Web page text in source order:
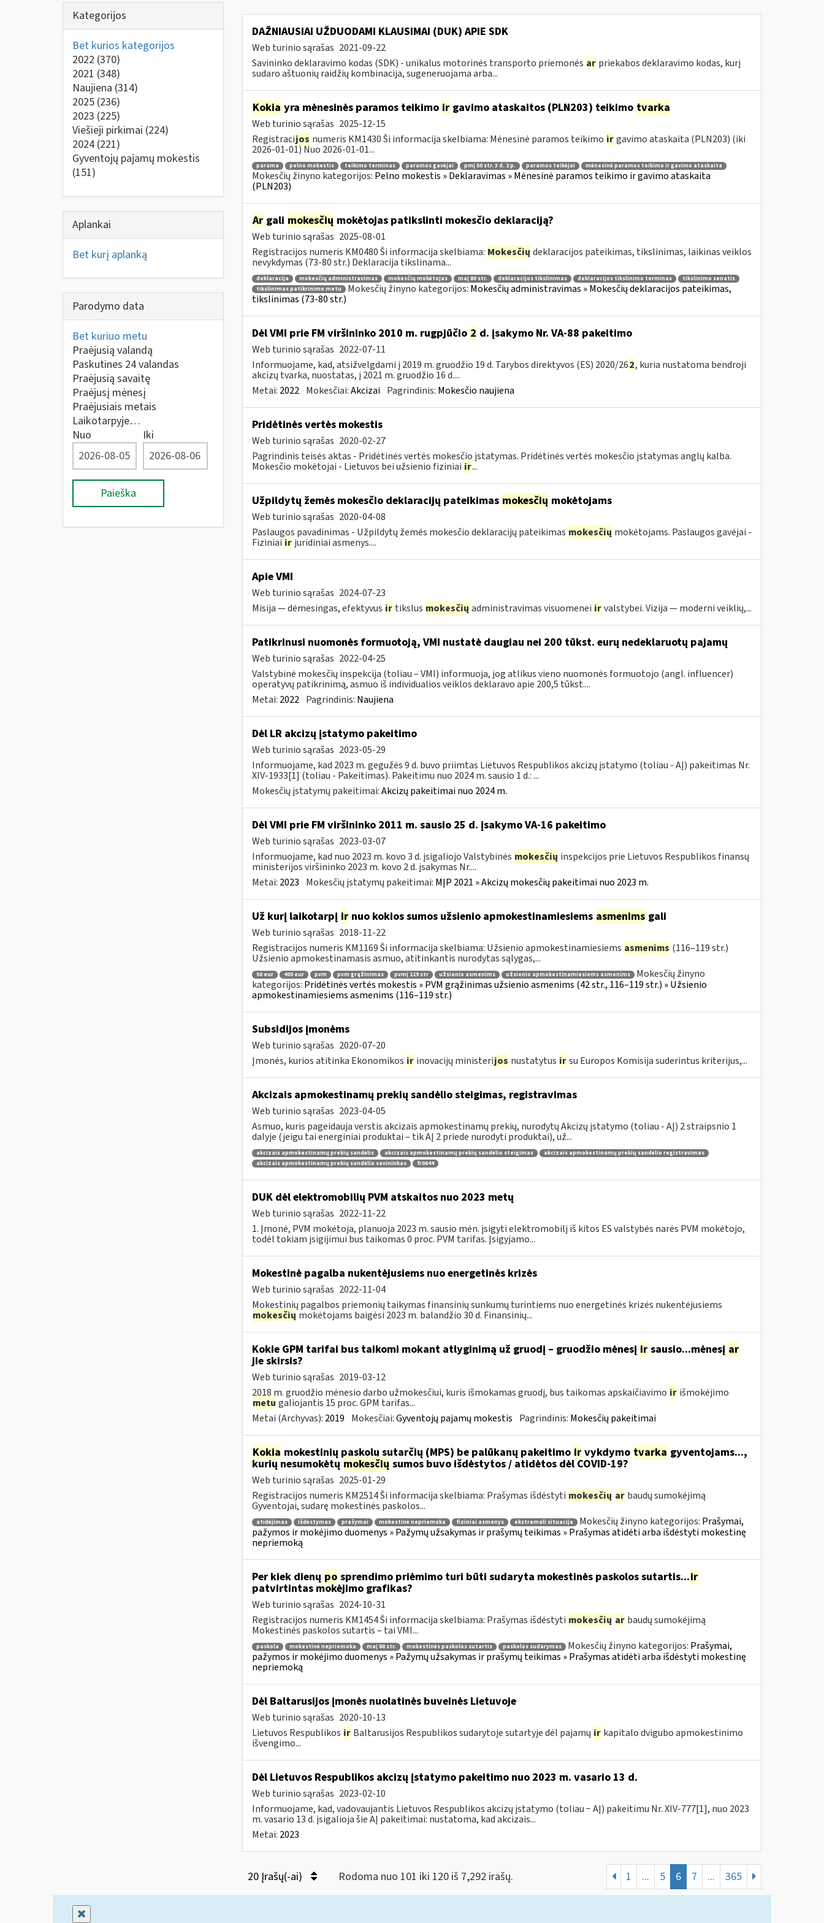
Kategorijos
Bet kurios kategorijos
2022 (370)
2021 (348)
Naujiena (314)
2025 (236)
2023 (225)
Viešieji pirkimai (224)
2024 (221)
Gyventojų pajamų mokestis
(151)
Aplankai
Bet kurį aplanką
Parodymo data
Bet kuriuo metu
Praėjusią valandą
Paskutines 24 valandas
Praėjusią savaitę
Praėjusį mėnesį
Praėjusiais metais
Laikotarpyje…
Nuo
Iki
Paieška
DAŽNIAUSIAI UŽDUODAMI KLAUSIMAI (DUK) APIE SDK
Web turinio sąrašas 2021-09-22
Savininko deklaravimo kodas (SDK) - unikalus motorinės transporto priemonės ar priekabos deklaravimo kodas, kurį
sudaro aštuonių raidžių kombinacija, sugeneruojama arba...
Kokia yra mėnesinės paramos teikimo irgavimo ataskaitos (PLN203) teikimo tvarka
Web turinio sąrašas 2025-12-15
Registracijos numeris KM1430 Ši informacija skelbiama: Mėnesinė paramos teikimo ir gavimo ataskaita (PLN203) (iki
2026-01-01) Nuo 2026-01-01...
parama pelno mokestis teikimo terminas paramos gavėjai pmį 50 str. 3 d. 2 p. paramos teikėjai mėnesinė paramos teikimo ir gavimo ataskaita
Mokesčių žinyno kategorijos: Pelno mokestis » Deklaravimas » Mėnesinė paramos teikimo ir gavimo ataskaita
(PLN203)
Argali mokesčių mokėtojas patikslinti mokesčio deklaraciją?
Web turinio sąrašas 2025-08-01
Registracijos numeris KM0480 Ši informacija skelbiama: Mokesčių deklaracijos pateikimas, tikslinimas, laikinas veiklos
nevykdymas (73-80 str.) Deklaracija tikslinama...
deklaracija mokesčių administravimas mokesčių mokėtojas maį 80 str. deklaracijos tikslinimas deklaracijos tikslinimo terminas
tikslinimo senatis
tikslinimas patikrinimo metu
Mokesčių žinyno kategorijos: Mokesčių administravimas » Mokesčių deklaracijos pateikimas,
tikslinimas (73-80 str.)
Dėl VMI prie FM viršininko 2010 m. rugpjūčio 2 d. įsakymo Nr. VA-88 pakeitimo
Web turinio sąrašas 2022-07-11
Informuojame, kad, atsižvelgdami į 2019 m. gruodžio 19 d. Tarybos direktyvos (ES) 2020/262, kuria nustatoma bendroji
akcizų tvarka, nuostatas, į 2021 m. gruodžio 16 d....
Metai: 2022 Mokesčiai:Akcizai Pagrindinis: Mokesčio naujiena
Pridėtinės vertės mokestis
Web turinio sąrašas 2020-02-27
Pagrindinis teisės aktas - Pridėtinės vertės mokesčio įstatymas. Pridėtinės vertės mokesčio įstatymas anglų kalba.
Mokesčio mokėtojai - Lietuvos bei užsienio fiziniai ir...
Užpildytų žemės mokesčio deklaracijų pateikimas mokesčių mokėtojams
Web turinio sąrašas 2020-04-08
Paslaugos pavadinimas - Užpildytų žemės mokesčio deklaracijų pateikimas mokesčių mokėtojams. Paslaugos gavėjai -
Fiziniai ir juridiniai asmenys....
Apie VMI
Web turinio sąrašas 2024-07-23
Misija — dėmesingas, efektyvus ir tikslus mokesčių administravimas visuomenei ir valstybei. Vizija — moderni veiklių,...
Patikrinusi nuomonės formuotoją, VMI nustatė daugiau nei 200 tūkst. eurų nedeklaruotų pajamų
Web turinio sąrašas 2022-04-25
Valstybinė mokesčių inspekcija (toliau – VMI) informuoja, jog atlikus vieno nuomonės formuotojo (angl. influencer)
operatyvų patikrinimą, asmuo iš individualios veiklos deklaravo apie 200,5 tūkst....
Metai: 2022 Pagrindinis: Naujiena
Dėl LR akcizų įstatymo pakeitimo
Web turinio sąrašas 2023-05-29
Informuojame, kad 2023 m. gegužės 9 d. buvo priimtas Lietuvos Respublikos akcizų įstatymo (toliau - AĮ) pakeitimas Nr.
XIV-1933[1] (toliau - Pakeitimas). Pakeitimu nuo 2024 m. sausio 1 d.: ...
Mokesčių įstatymų pakeitimai:Akcizų pakeitimai nuo 2024 m.
Dėl VMI prie FM viršininko 2011 m. sausio 25 d. įsakymo VA-16 pakeitimo
Web turinio sąrašas 2023-03-07
Informuojame, kad nuo 2023 m. kovo 3 d. įsigaliojo Valstybinės mokesčių inspekcijos prie Lietuvos Respublikos finansų
ministerijos viršininko 2023 m. kovo 2 d. įsakymas Nr....
Metai: 2023 Mokesčių įstatymų pakeitimai: MĮP 2021 » Akcizų mokesčių pakeitimai nuo 2023 m.
Už kurį laikotarpį irnuo kokios sumos užsienio apmokestinamiesiems asmenims gali
Web turinio sąrašas 2018-11-22
Registracijos numeris KM1169 Ši informacija skelbiama: Užsienio apmokestinamiesiems asmenims (116–119 str.)
Užsienio apmokestinamasis asmuo, atitinkantis nurodytas sąlygas,...
50 eur 400 eur pvm pvm grąžinimas pvmį 119 str užsienio asmenims užsienio apmokestinamiesiems asmenims
Mokesčių žinyno
kategorijos: Pridėtinės vertės mokestis » PVM grąžinimas užsienio asmenims (42 str., 116–119 str.) » Užsienio
apmokestinamiesiems asmenims (116–119 str.)
Subsidijos įmonėms
Web turinio sąrašas 2020-07-20
Įmonės, kurios atitinka Ekonomikos ir inovacijų ministerijos nustatytus ir su Europos Komisija suderintus kriterijus,...
Akcizais apmokestinamų prekių sandėlio steigimas, registravimas
Web turinio sąrašas 2023-04-05
Asmuo, kuris pageidauja verstis akcizais apmokestinamų prekių, nurodytų Akcizų įstatymo (toliau - AĮ) 2 straipsnio 1
dalyje (jeigu tai energiniai produktai – tik AĮ 2 priede nurodyti produktai), už...
akcizais apmokestinamų prekių sandėlis akcizais apmokestinamų prekių sandėlio steigimas
akcizais apmokestinamų prekių sandėlio registravimas
akcizais apmokestinamų prekių sandėlio savininkas
fr0644
DUK dėl elektromobilių PVM atskaitos nuo 2023 metų
Web turinio sąrašas 2022-11-22
1. Įmonė, PVM mokėtoja, planuoja 2023 m. sausio mėn. įsigyti elektromobilį iš kitos ES valstybės narės PVM mokėtojo,
todėl tokiam įsigijimui bus taikomas 0 proc. PVM tarifas. Įsigyjamo...
Mokestinė pagalba nukentėjusiems nuo energetinės krizės
Web turinio sąrašas 2022-11-04
Mokestinių pagalbos priemonių taikymas finansinių sunkumų turintiems nuo energetinės krizės nukentėjusiems
mokesčių mokėtojams baigėsi 2023 m. balandžio 30 d. Finansinių...
Kokie GPM tarifai bus taikomi mokant atlyginimą už gruodį – gruodžio mėnesį irsausio...mėnesį ar
jie skirsis?
Web turinio sąrašas 2019-03-12
2018 m. gruodžio mėnesio darbo užmokesčiui, kuris išmokamas gruodį, bus taikomas apskaičiavimo ir išmokėjimo
metu galiojantis 15 proc. GPM tarifas...
Metai (Archyvas): 2019 Mokesčiai:Gyventojų pajamų mokestis Pagrindinis: Mokesčių pakeitimai
Kokia mokestinių paskolų sutarčių (MPS) be palūkanų pakeitimo irvykdymo tvarka gyventojams...,
kurių nesumokėtų mokesčių sumos buvo išdėstytos / atidėtos dėl COVID-19?
Web turinio sąrašas 2025-01-29
Registracijos numeris KM2514 Ši informacija skelbiama: Prašymas išdėstyti mokesčių ar baudų sumokėjimą
Gyventojai, sudarę mokestinės paskolos...
atidėjimas išdėstymas prašymai mokestinė nepriemoka fiziniai asmenys ekstremali situacija Mokesčių žinyno kategorijos: Prašymai,
pažymos ir mokėjimo duomenys » Pažymų užsakymas ir prašymų teikimas » Prašymas atidėti arba išdėstyti mokestinę
nepriemoką
Per kiek dienų po sprendimo priėmimo turi būti sudaryta mokestinės paskolos sutartis...ir
patvirtintas mokėjimo grafikas?
Web turinio sąrašas 2024-10-31
Registracijos numeris KM1454 Ši informacija skelbiama: Prašymas išdėstyti mokesčių ar baudų sumokėjimą
Mokestinės paskolos sutartis – tai VMI...
paskola mokestinė nepriemoka maį 88 str. mokestinės paskolos sutartis paskolos sudarymas Mokesčių žinyno kategorijos: Prašymai,
pažymos ir mokėjimo duomenys » Pažymų užsakymas ir prašymų teikimas » Prašymas atidėti arba išdėstyti mokestinę
nepriemoką
Dėl Baltarusijos įmonės nuolatinės buveinės Lietuvoje
Web turinio sąrašas 2020-10-13
Lietuvos Respublikos ir Baltarusijos Respublikos sudarytoje sutartyje dėl pajamų ir kapitalo dvigubo apmokestinimo
išvengimo...
Dėl Lietuvos Respublikos akcizų įstatymo pakeitimo nuo 2023 m. vasario 13 d.
Web turinio sąrašas 2023-02-10
Informuojame, kad, vadovaujantis Lietuvos Respublikos akcizų įstatymo (toliau − AĮ) pakeitimu Nr. XIV-777[1], nuo 2023
m. vasario 13 d. įsigalioja šie AĮ pakeitimai: nustatoma, kad akcizais...
Metai: 2023
20 Įrašų(-ai) Rodoma nuo 101 iki 120 iš 7,292 irašų. 1 ... 5 6 7 ... 365